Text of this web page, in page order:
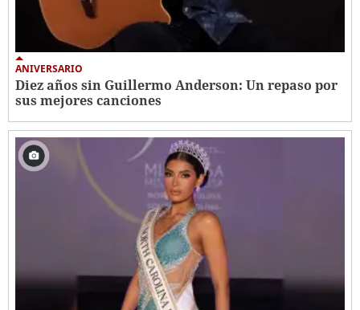
ANIVERSARIO
Diez años sin Guillermo Anderson: Un repaso por
sus mejores canciones